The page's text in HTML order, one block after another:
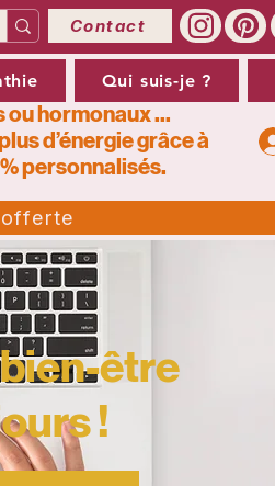
Contact
Qui suis-je ?
hormonaux ...
d’énergie grâce à
personnalisés.
être
!